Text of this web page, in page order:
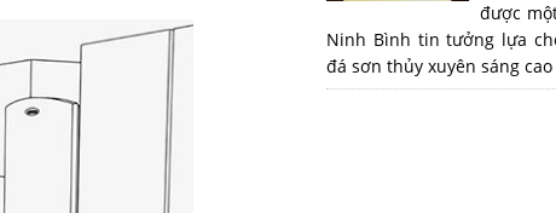
được
Ninh Bình tin tưởng lựa
đá sơn thủy xuyên sáng cao